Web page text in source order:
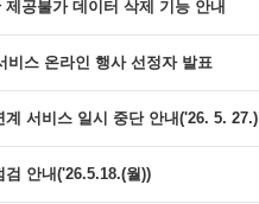
공불가 데이터 삭제 기능 안내
비스 온라인 행사 선정자 발표
계 서비스 일시 중단 안내('26. 5. 27.)
안내('26.5.18.(월))